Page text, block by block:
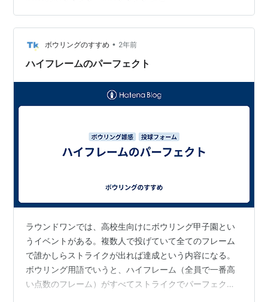
ターンなのだけど、比較的、打ちやすいレーンパターン
にしているのかもしれない。そして、空いているのだろ
うと予想していたが、普段の週末と変わらないぐらいの
混雑だった。天気もよくないからなのか、外出は…
ボウリングのすすめ • 2年前
ハイフレームのパーフェクト
ラウンドワンでは、高校生向けにボウリング甲子園とい
うイベントがある。複数人で投げていて全てのフレーム
で誰かしらストライクが出れば達成という内容になる。
ボウリング用語でいうと、ハイフレーム（全員で一番高
い点数のフレーム）がすべてストライクでパーフェクト